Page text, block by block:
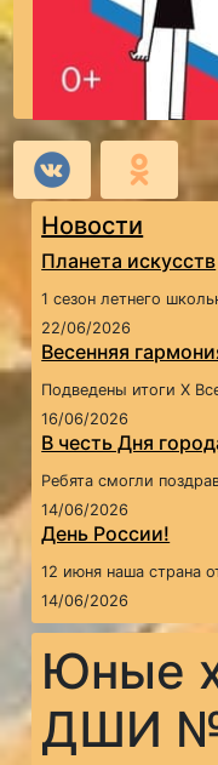
Новости
Планета искусств
1 сезон летнего
22/06/2026
Весенняя
Подведены итоги X
16/06/2026
В честь Дня
Ребята смогли
14/06/2026
День России!
12 июня наша страна
14/06/2026
Юные
ДШИ